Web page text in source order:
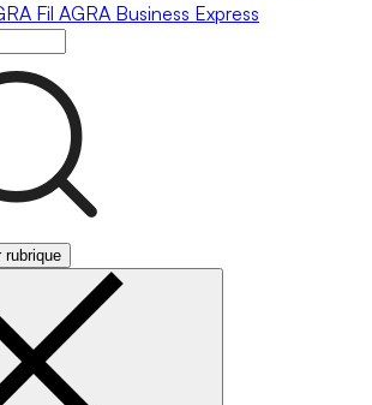
Fil AGRA Business Express
rubrique